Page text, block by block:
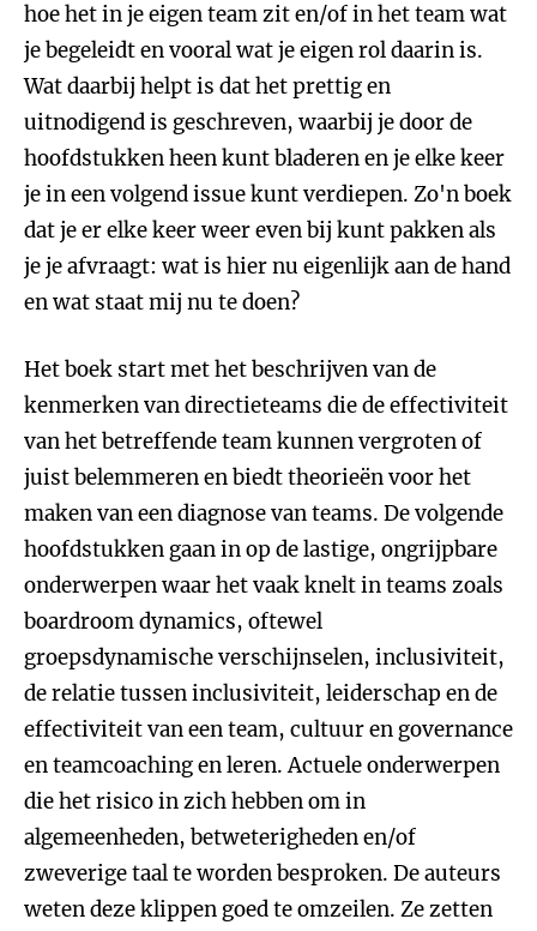
hoe het in je eigen team zit en/of in het team wat
je begeleidt en vooral wat je eigen rol daarin is.
Wat daarbij helpt is dat het prettig en
uitnodigend is geschreven, waarbij je door de
hoofdstukken heen kunt bladeren en je elke keer
je in een volgend issue kunt verdiepen. Zo'n boek
dat je er elke keer weer even bij kunt pakken als
je je afvraagt: wat is hier nu eigenlijk aan de hand
en wat staat mij nu te doen?
Het boek start met het beschrijven van de
kenmerken van directieteams die de effectiviteit
van het betreffende team kunnen vergroten of
juist belemmeren en biedt theorieën voor het
maken van een diagnose van teams. De volgende
hoofdstukken gaan in op de lastige, ongrijpbare
onderwerpen waar het vaak knelt in teams zoals
boardroom dynamics, oftewel
groepsdynamische verschijnselen, inclusiviteit,
de relatie tussen inclusiviteit, leiderschap en de
effectiviteit van een team, cultuur en governance
en teamcoaching en leren. Actuele onderwerpen
die het risico in zich hebben om in
algemeenheden, betweterigheden en/of
zweverige taal te worden besproken. De auteurs
weten deze klippen goed te omzeilen. Ze zetten